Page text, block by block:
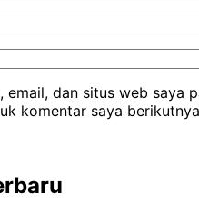
email, dan situs web saya
komentar saya